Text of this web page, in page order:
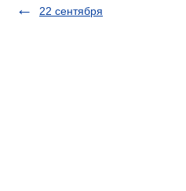
22 сентября